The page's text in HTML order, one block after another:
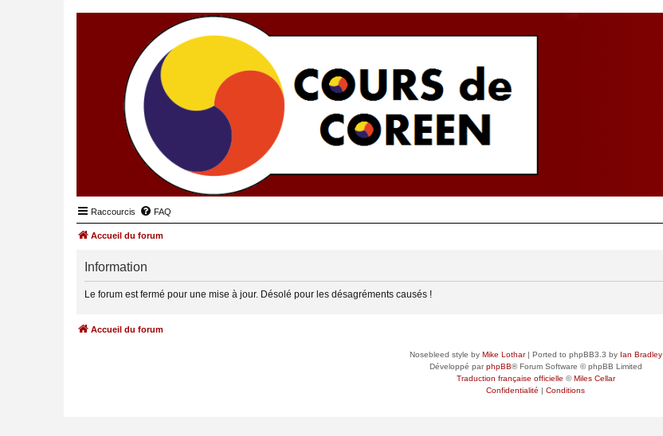
Raccourcis FAQ
Accueil du forum
Information
Le forum est fermé pour une mise à jour. Désolé pour les désagréments causés !
Accueil du forum
Nosebleed style by Mike Lothar| Ported to phpBB3.3 by Ian Bradley
Développé parphpBB® Forum Software © phpBB Limited
Traduction française officielle ©Miles Cellar
Confidentialité | Conditions